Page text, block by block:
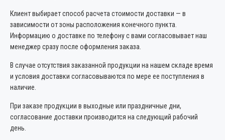
Клиент выбирает способ расчета стоимости доставки — в
зависимости от зоны расположения конечного пункта.
Информацию о доставке по телефону с вами согласовывает наш
менеджер сразу после оформления заказа.
В случае отсутствия заказанной продукции на нашем складе время
и условия доставки согласовываются по мере ее поступления в
наличие.
При заказе продукции в выходные или праздничные дни,
согласование доставки производится на следующий рабочий
день.